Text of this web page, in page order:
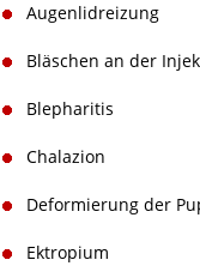
Augenlidreizung
Bläschen an der
Blepharitis
Chalazion
Deformierung der
Ektropium